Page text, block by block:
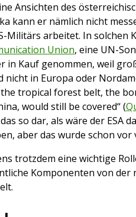
Ansichten des
kann er nämlich nicht
Militärs arbeitet. In solchen
Union, eine UN-
in Kauf genommen, weil
nicht in Europa oder
tropical forest belt, the
would still be covered“ (
so dar, als wäre der ESA
aber das wurde schon vor
trotzdem eine wichtige
Komponenten von der